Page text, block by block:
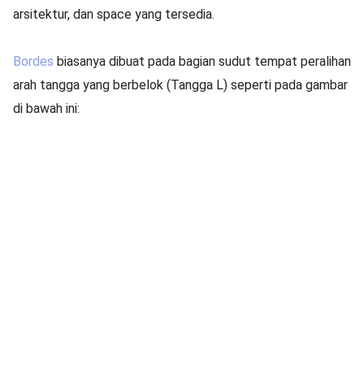
arsitektur, dan space yang tersedia.
Bordes biasanya dibuat pada bagian sudut tempat peralihan
arah tangga yang berbelok (Tangga L) seperti pada gambar
di bawah ini: